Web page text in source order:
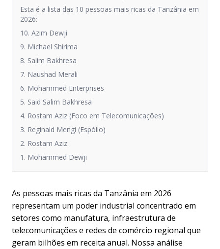
Esta é a lista das 10 pessoas mais ricas da Tanzânia em
2026:
10. Azim Dewji
9. Michael Shirima
8. Salim Bakhresa
7. Naushad Merali
6. Mohammed Enterprises
5. Said Salim Bakhresa
4. Rostam Aziz (Foco em Telecomunicações)
3. Reginald Mengi (Espólio)
2. Rostam Aziz
1. Mohammed Dewji
As pessoas mais ricas da Tanzânia em 2026
representam um poder industrial concentrado em
setores como manufatura, infraestrutura de
telecomunicações e redes de comércio regional que
geram bilhões em receita anual. Nossa análise